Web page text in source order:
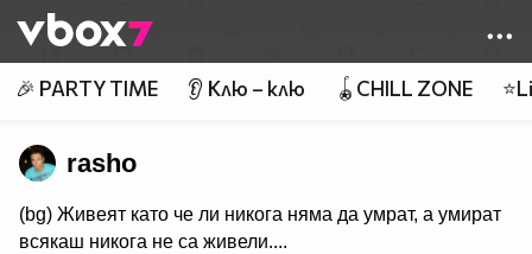
👾
🎉 PARTY TIME 👂 Клю – клю 🪀CHILL ZONE
rasho
(bg) Живеят като че ли никога няма да умрат, а умират
всякаш никога не са живели....